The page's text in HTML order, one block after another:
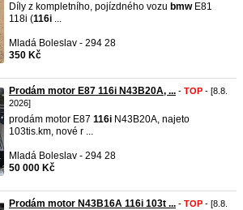
Díly z kompletního, pojízdného vozu bmwE81
118i (116i ...
Mladá Boleslav - 294 28
350 Kč
Prodám motor E87 116i N43B20A, ... - TOP - [8.8.
2026]
prodám motor E87 116i N43B20A, najeto
103tis.km, nové r ...
Mladá Boleslav - 294 28
50 000 Kč
Prodám motor N43B16A 116i 103t ... - TOP - [8.8.